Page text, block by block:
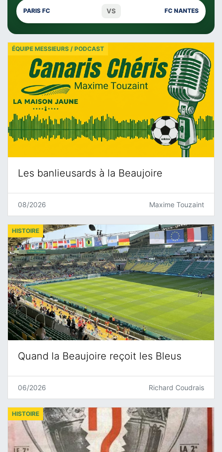
PARIS FC VS FC NANTES
Les banlieusards à la Beaujoire
ÉQUIPE MESSIEURS / PODCAST
08/2026 Maxime Touzaint
Quand la Beaujoire reçoit les Bleus
HISTOIRE
06/2026 Richard Coudrais
HISTOIRE